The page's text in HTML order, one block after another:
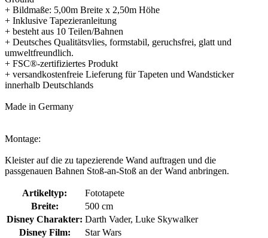
+ Bildmaße: 5,00m Breite x 2,50m Höhe
+ Inklusive Tapezieranleitung
+ besteht aus 10 Teilen/Bahnen
+ Deutsches Qualitätsvlies, formstabil, geruchsfrei, glatt und
umweltfreundlich.
+ FSC®-zertifiziertes Produkt
+ versandkostenfreie Lieferung für Tapeten und Wandsticker
innerhalb Deutschlands
Made in Germany
Montage:
Kleister auf die zu tapezierende Wand auftragen und die
passgenauen Bahnen Stoß-an-Stoß an der Wand anbringen.
Artikeltyp:
Fototapete
Breite:
500 cm
Disney Charakter: Darth Vader, Luke Skywalker
Disney Film:
Star Wars